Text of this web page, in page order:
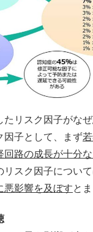
たリスク因子がな
因子として、まず
回路の成長が十分
スク因子について
悪影響を及ぼすと